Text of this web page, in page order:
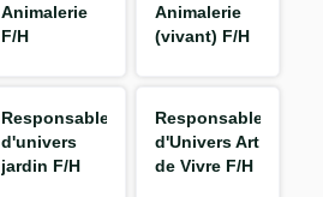
Animalerie
F/H
Animalerie
(vivant) F/H
Responsable
d'univers
jardin F/H
Responsable
d'Univers Art
de Vivre F/H